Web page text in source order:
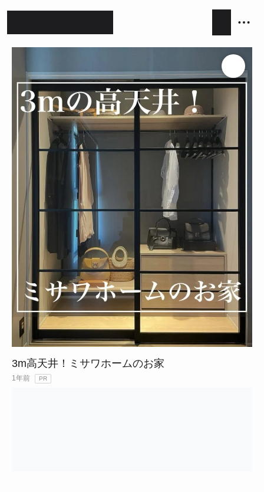
3m高天井！ミサワホームのお家
1年前 PR
キッチン
リビング ダイニング
積水ハウス
アイ工務店
住友林業
設計事務所
キッチンハウス / kitchenhouse
LIXIL